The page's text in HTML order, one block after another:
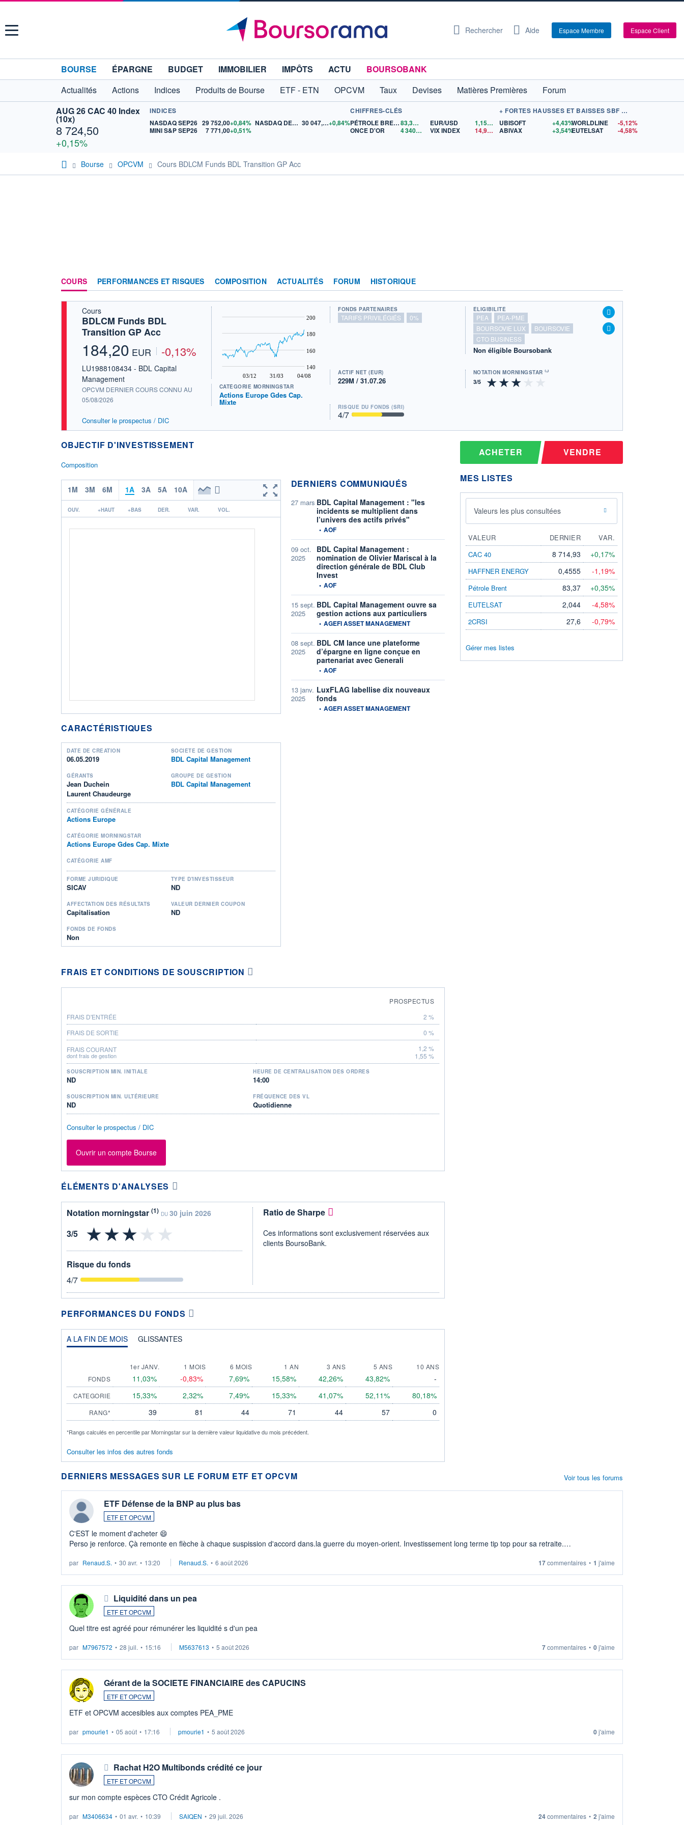
Menu Rechercher Aide Espace Membre Espace Client
BOURSE ÉPARGNE BUDGET IMMOBILIER IMPÔTS ACTU
BOURSOBANK
Actualités
Actions Indices Produits de Bourse ETF - ETN OPCVM Taux Devises Matières Premières
Forum
AUG 26 CAC 40 Index
(10x)
8 724,50
+0,15%
INDICES
NASDAQ SEP26 29 752,00+0,84%
MINI S&P SEP26
7 771,00+0,51%
NASDAQ DEC26 30 047,00+0,84%
CHIFFRES-CLÉS
PÉTROLE BRENT
83,37$US
ONCE D'OR
4 340,65 $US
EUR/USD 1,1561
$US
VIX INDEX
14,93$US
+ FORTES HAUSSES ET BAISSES SBF 120
UBISOFT
+4,43%
ABIVAX
+3,54%
WORLDLINE
-5,12%
EUTELSAT
-4,58%
Bourse OPCVM Cours BDLCM Funds BDL Transition GP Acc
COURS PERFORMANCES ET RISQUES COMPOSITION ACTUALITÉS FORUM HISTORIQUE
Cours
BDLCM Funds BDL
Transition GP Acc
184,20 EUR -0,13%
LU1988108434 - BDL Capital
Management
OPCVM DERNIER COURS CONNU AU
05/08/2026
Consulter le prospectus / DIC
03/12 31/03 04/08
140
160
180
200
CATÉGORIE MORNINGSTAR
Actions Europe Gdes Cap.
Mixte
FONDS PARTENAIRES
TARIFS PRIVILÉGIÉS 0%
ÉLIGIBILITÉ
PEA
PEA-PME
BOURSOVIE LUX
BOURSOVIE
CTO BUSINESS
Non éligible Boursobank
ACTIF NET (EUR)
229M / 31.07.26
NOTATION MORNINGSTAR ⁽¹⁾
RISQUE DU FONDS (SRI)
4/7
OBJECTIF D'INVESTISSEMENT
Composition
1M 3M 6M 1A 3A 5A 10A
OUV. +HAUT +BAS DER. VAR. VOL.
CARACTÉRISTIQUES
DATE DE CRÉATION
06.05.2019
SOCIÉTÉ DE GESTION
BDL Capital Management
GÉRANTS
Jean Duchein
Laurent Chaudeurge
GROUPE DE GESTION
BDL Capital Management
CATÉGORIE GÉNÉRALE
Actions Europe
CATÉGORIE MORNINGSTAR
Actions Europe Gdes Cap. Mixte
CATÉGORIE AMF
FORME JURIDIQUE
SICAV
TYPE D'INVESTISSEUR
ND
AFFECTATION DES RÉSULTATS
Capitalisation
VALEUR DERNIER COUPON
ND
FONDS DE FONDS
Non
DERNIERS COMMUNIQUÉS
27 mars BDL Capital Management : "les
incidents se multiplient dans
l’univers des actifs privés"
information fournie par
• AOF
09 oct.
2025
BDL Capital Management :
nomination de Olivier Mariscal à la
direction générale de BDL Club
Invest
information fournie par
• AOF
15 sept.
2025
BDL Capital Management ouvre sa
gestion actions aux particuliers
information fournie par
• AGEFI ASSET MANAGEMENT
08 sept.
2025
BDL CM lance une plateforme
d’épargne en ligne conçue en
partenariat avec Generali
information fournie par
• AOF
13 janv.
2025
LuxFLAG labellise dix nouveaux
fonds
information fournie par
• AGEFI ASSET MANAGEMENT
FRAIS ET CONDITIONS DE SOUSCRIPTION
PROSPECTUS
FRAIS D'ENTRÉE
2 %
FRAIS DE SORTIE
0 %
FRAIS COURANT
dont frais de gestion
1,2 %
1,55 %
SOUSCRIPTION MIN. INITIALE
ND
HEURE DE CENTRALISATION DES ORDRES
14:00
SOUSCRIPTION MIN. ULTÉRIEURE
ND
FRÉQUENCE DES VL
Quotidienne
Consulter le prospectus / DIC
Ouvrir un compte Bourse
ÉLÉMENTS D'ANALYSES
Notation morningstar (1) DU 30 juin 2026
Risque du fonds
4/7
Ratio de Sharpe
Ces informations sont exclusivement réservées aux
clients BoursoBank.
PERFORMANCES DU FONDS
A LA FIN DE MOIS GLISSANTES
1er JANV. 1 MOIS 6 MOIS 1 AN 3 ANS 5 ANS
10 ANS
FONDS
11,03% -0,83% 7,69% 15,58% 42,26% 43,82% -
CATEGORIE 15,33% 2,32% 7,49% 15,33% 41,07% 52,11% 80,18%
RANG* 39 81 44 71 44 57 0
*Rangs calculés en percentile par Morningstar sur la dernière valeur liquidative du mois précédent.
Consulter les infos des autres fonds
ACHETER VENDRE
MES LISTES
Valeurs les plus consultées
VALEUR DERNIER
VAR.
CAC 40
8 714,93 +0,17%
HAFFNER ENERGY 0,4555 -1,19%
Pétrole Brent 83,37 +0,35%
EUTELSAT 2,044 -4,58%
2CRSI 27,6 -0,79%
Gérer mes listes
DERNIERS MESSAGES SUR LE FORUM ETF ET OPCVM
ETF Défense de la BNP au plus bas
ETF ET OPCVM
C'EST le moment d'acheter 😄​
Perso je renforce. Çà remonte en flèche à chaque suspission d'accord dans.la guerre du moyen-orient. Investissement long terme tip top pour sa retraite.
par Renaud.S. • 30 avr. • 13:20 Renaud.S. • 6 août 2026 17commentaires • 1 j'aime
Liquidité dans un pea
ETF ET OPCVM
Quel titre est agréé pour rémunérer les liquidité s d'un pea
par M7967572 • 28 juil. • 15:16 M5637613 • 5 août 2026 7commentaires • 0j'aime
Gérant de la SOCIETE FINANCIAIRE des CAPUCINS
ETF ET OPCVM
ETF et OPCVM accesibles aux comptes PEA_PME
par pmourie1 • 05 août • 17:16 pmourie1 • 5 août 2026 0j'aime
Rachat H2O Multibonds crédité ce jour
ETF ET OPCVM
sur mon compte espèces CTO Crédit Agricole .
par M3406634 • 01 avr. • 10:39 SAIQEN • 29 juil. 2026 24commentaires • 2 j'aime
Voir tous les forums